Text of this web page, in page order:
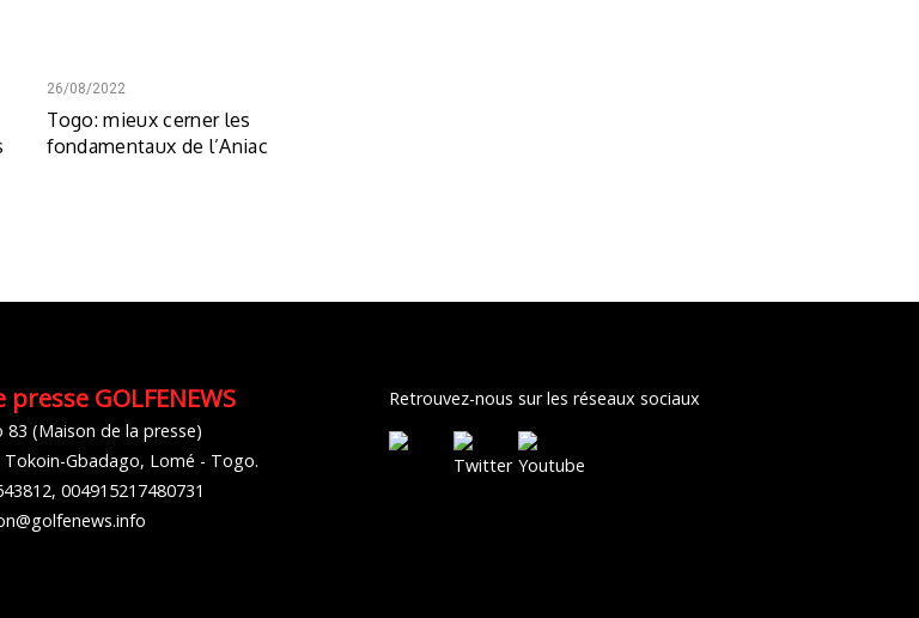
26/08/2022
Togo: mieux cerner les
fondamentaux de l’Aniac
presse GOLFENEWS
83 (Maison de la presse)
Tokoin-Gbadago, Lomé - Togo.
004915217480731
Retrouvez-nous sur les réseaux sociaux